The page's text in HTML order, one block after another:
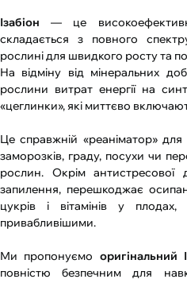
Ізабіон — це
складається з повного
рослині для швидкого росту та
На відміну від мінеральних
рослини витрат енергії на
«цеглинки», які миттєво
Це справжній «реаніматор»
заморозків, граду, посухи чи
рослин. Окрім антистресової
запилення, перешкоджає
цукрів і вітамінів у
привабливішими.
Ми пропонуємо оригінальний
повністю безпечним для